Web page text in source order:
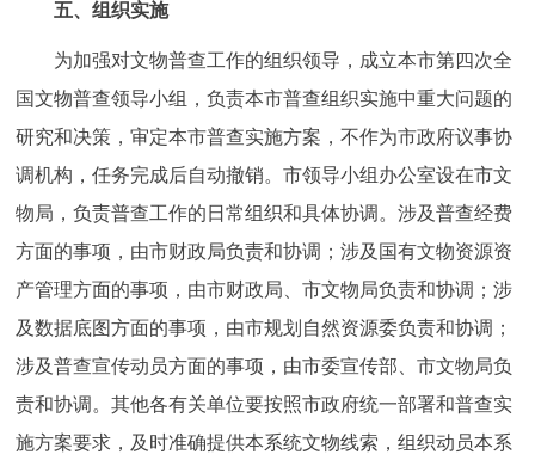
五、组织实施
为加强对文物普查工作的组织领导，成立本市第四次全
国文物普查领导小组，负责本市普查组织实施中重大问题的
研究和决策，审定本市普查实施方案，不作为市政府议事协
调机构，任务完成后自动撤销。市领导小组办公室设在市文
物局，负责普查工作的日常组织和具体协调。涉及普查经费
方面的事项，由市财政局负责和协调；涉及国有文物资源资
产管理方面的事项，由市财政局、市文物局负责和协调；涉
及数据底图方面的事项，由市规划自然资源委负责和协调；
涉及普查宣传动员方面的事项，由市委宣传部、市文物局负
责和协调。其他各有关单位要按照市政府统一部署和普查实
施方案要求，及时准确提供本系统文物线索，组织动员本系